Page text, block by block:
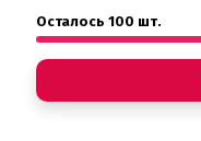
Осталось 100 шт.